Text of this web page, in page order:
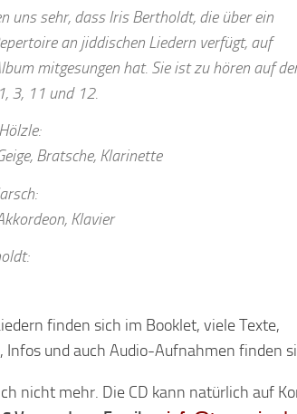
uns sehr, dass Iris Bertholdt, die über ein
an jiddischen Liedern verfügt, auf
mitgesungen hat. Sie ist zu hören auf
3, 11 und 12.
Bratsche, Klarinette
Klavier
finden sich im Booklet, viele Texte,
Infos und auch Audio-Aufnahmen finden
nicht mehr. Die CD kann natürlich auf